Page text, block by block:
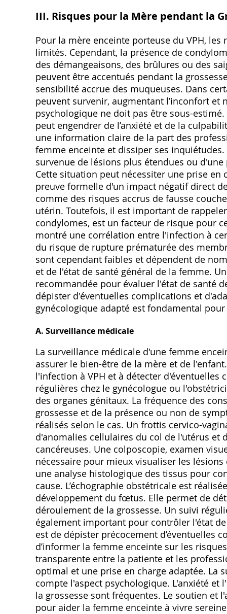
III. Risques pour la Mère pendant la
Pour la mère enceinte porteuse du VPH,
limités. Cependant, la présence de
des démangeaisons, des brûlures ou des
peuvent être accentués pendant la
sensibilité accrue des muqueuses. Dans
peuvent survenir, augmentant l’inconfort et
psychologique ne doit pas être sous-
peut engendrer de l’anxiété et de la
une information claire de la part des
femme enceinte et dissiper ses
survenue de lésions plus étendues ou
Cette situation peut nécessiter une prise
preuve formelle d'un impact négatif direct
comme des risques accrus de fausse
utérin. Toutefois, il est important de
condylomes, est un facteur de risque pour
montré une corrélation entre l'infection à
du risque de rupture prématurée des
sont cependant faibles et dépendent de
et de l'état de santé général de la femme.
recommandée pour évaluer l'état de santé
dépister d'éventuelles complications et
gynécologique adapté est fondamental
A. Surveillance médicale
La surveillance médicale d'une femme
assurer le bien-être de la mère et de
l'infection à VPH et à détecter
régulières chez le gynécologue ou
des organes génitaux. La fréquence des
grossesse et de la présence ou non de
réalisés selon le cas. Un frottis cervico-
d'anomalies cellulaires du col de l'utérus et
cancéreuses. Une colposcopie, examen
nécessaire pour mieux visualiser les
une analyse histologique des tissus pour
cause. L’échographie obstétricale est
développement du fœtus. Elle permet de
déroulement de la grossesse. Un suivi
également important pour contrôler l'état
est de dépister précocement d’éventuelles
d’informer la femme enceinte sur les
transparente entre la patiente et les
optimal et une prise en charge adaptée. La
compte l'aspect psychologique. L'anxiété
la grossesse sont fréquentes. Le soutien et
pour aider la femme enceinte à vivre